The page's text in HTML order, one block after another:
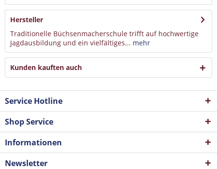
Hersteller
Traditionelle Büchsenmacherschule trifft auf hochwertige
Jagdausbildung und ein vielfältiges... mehr
Kunden kauften auch
Service Hotline
Shop Service
Informationen
Newsletter